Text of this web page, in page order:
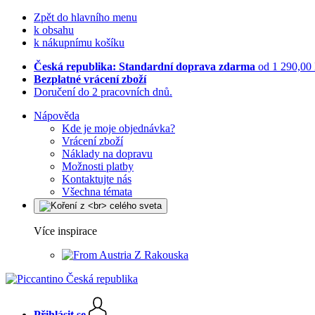
Zpět do hlavního menu
k obsahu
k nákupnímu košíku
Česká republika: Standardní doprava zdarma od 1 290,00
Bezplatné vrácení zboží
Doručení do 2 pracovních dnů.
Nápověda
Kde je moje objednávka?
Vrácení zboží
Náklady na dopravu
Možnosti platby
Kontaktujte nás
Všechna témata
Více inspirace
Z Rakouska